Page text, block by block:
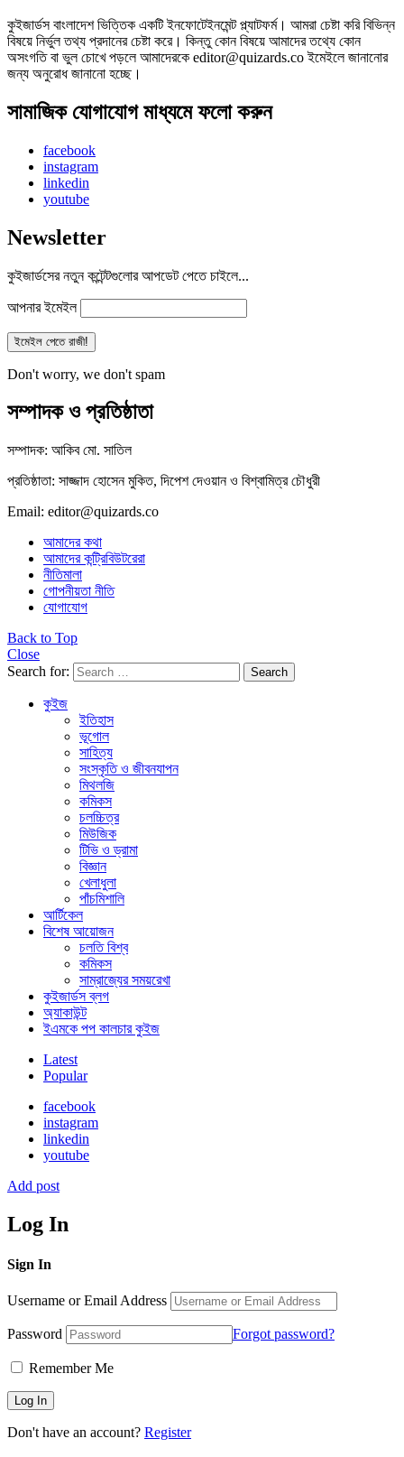
কুইজার্ডস বাংলাদেশ ভিত্তিক একটি ইনফোটেইনমেন্ট প্ল্যাটফর্ম। আমরা চেষ্টা করি বিভিন্ন
বিষয়ে নির্ভুল তথ্য প্রদানের চেষ্টা করে। কিন্তু কোন বিষয়ে আমাদের তথ্যে কোন
অসংগতি বা ভুল চোখে পড়লে আমাদেরকে editor@quizards.co ইমেইলে জানানোর
জন্য অনুরোধ জানানো হচ্ছে।
সামাজিক যোগাযোগ মাধ্যমে ফলো করুন
facebook
instagram
linkedin
youtube
Newsletter
কুইজার্ডসের নতুন কন্টেন্টগুলোর আপডেট পেতে চাইলে...
আপনার ইমেইল
Don't worry, we don't spam
সম্পাদক ও প্রতিষ্ঠাতা
সম্পাদক: আকিব মো. সাতিল
প্রতিষ্ঠাতা: সাজ্জাদ হোসেন মুকিত, দিপেশ দেওয়ান ও বিশ্বামিত্র চৌধুরী
Email: editor@quizards.co
আমাদের কথা
আমাদের কন্ট্রিবিউটরেরা
নীতিমালা
গোপনীয়তা নীতি
যোগাযোগ
Back to Top
Close
Search for:
Search
কুইজ
ইতিহাস
ভূগোল
সাহিত্য
সংস্কৃতি ও জীবনযাপন
মিথলজি
কমিকস
চলচ্চিত্র
মিউজিক
টিভি ও ড্রামা
বিজ্ঞান
খেলাধুলা
পাঁচমিশালি
আর্টিকেল
বিশেষ আয়োজন
চলতি বিশ্ব
কমিকস
সাম্রাজ্যের সময়রেখা
কুইজার্ডস ব্লগ
অ্যাকাউন্ট
ইএমকে পপ কালচার কুইজ
Latest
Popular
facebook
instagram
linkedin
youtube
Add post
Log In
Sign In
Username or Email Address
Password Forgot password?
Remember Me
Don't have an account? Register